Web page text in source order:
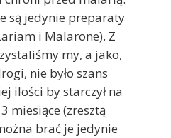
są jedynie preparaty
i Malarone). Z
my, a jako,
nie było szans
ilości by starczył na
miesiące (zresztą
brać je jedynie